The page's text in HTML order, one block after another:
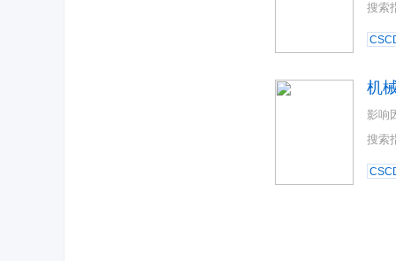
搜索
机
影响
搜索